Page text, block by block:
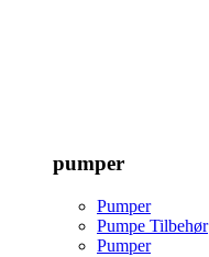
pumper
Pumper
Pumpe Tilbehør
Pumper